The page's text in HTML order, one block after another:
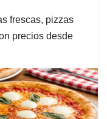
frescas, pizzas
precios desde